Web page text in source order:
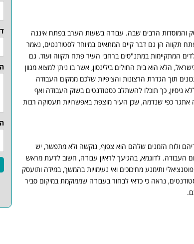
והמוסדות הרבים שבה. עבודה בשעות הערב בפתח איננה
תקווה הן גם דבר קיים המתאים במיוחד לסטודנטים, נאמר
המתקיימות במתנ"סים ברחבי העיר פתח תקווה ועוד. גם
הלא הוא בית החולים בילינסון, אשר בו ניתן למצוא מגוון
תוך הגדרת הרצונות והציפיות שלכם ממקום העבודה
ניסיון, כך תוכלו להשתלב כסטודנטים בשוק העבודה ואף
כפי שנדמה, שכן העיר מוצפת באפשרויות תעסוקה רבות
ולוח הזמנים שלהם הוא צפוף, נוקשה ולא מתפשר, יש
לדוגמא, בהגיעך לראיון עבודה, חשוב לדעת מראש
ותימנע מחיכוכים ואי נעימויות בהמשך, במידה ותועסק
נראה כי כדאי לבחור בעבודה שממוקמת במיקום סביר